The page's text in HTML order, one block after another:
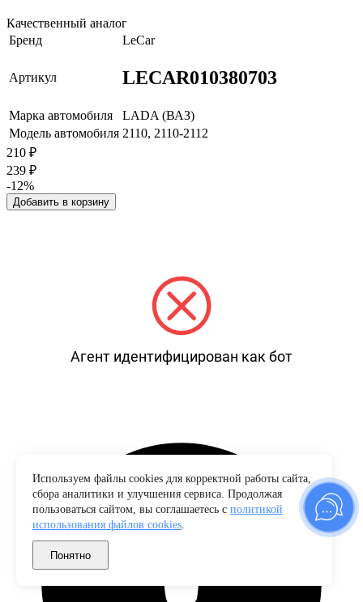
Качественный аналог
Бренд
LeCar
Артикул LECAR010380703
Марка автомобиля
LADA (ВАЗ)
Модель автомобиля 2110, 2110-2112
210 ₽
239 ₽
-12%
Добавить в корзину
Агент идентифицирован как бот
Используем файлы cookies для корректной работы сайта,
сбора аналитики и улучшения сервиса. Продолжая
пользоваться сайтом, вы соглашаетесь с политикой
использования файлов cookies.
Понятно